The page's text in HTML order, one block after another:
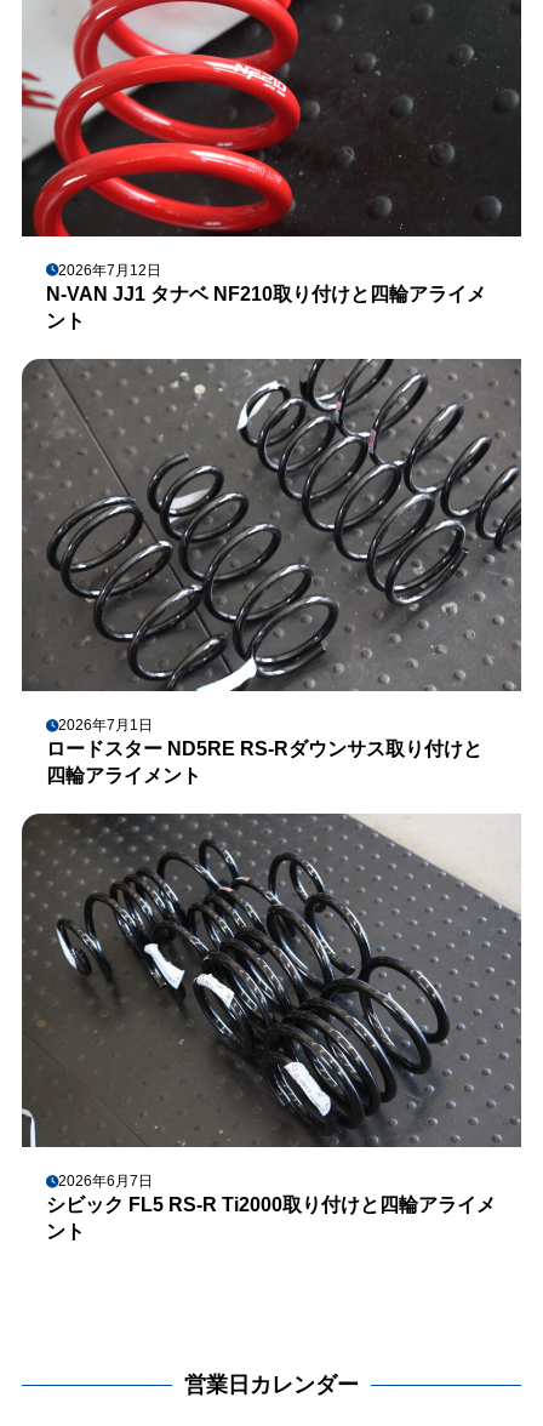
2026年7月12日
N-VAN JJ1 タナベ NF210取り付けと四輪アライメ
ント
2026年7月1日
ロードスター ND5RE RS-Rダウンサス取り付けと
四輪アライメント
2026年6月7日
シビック FL5 RS-R Ti2000取り付けと四輪アライメ
ント
営業日カレンダー